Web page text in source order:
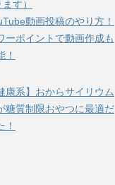
す）
動画投稿のやり方！
ーポイントで動画作成も
！
康系】おからサイリウム
糖質制限おやつに最適だ
！